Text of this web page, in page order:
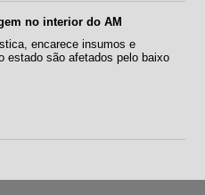
no interior do AM
encarece insumos e
estado são afetados pelo baixo